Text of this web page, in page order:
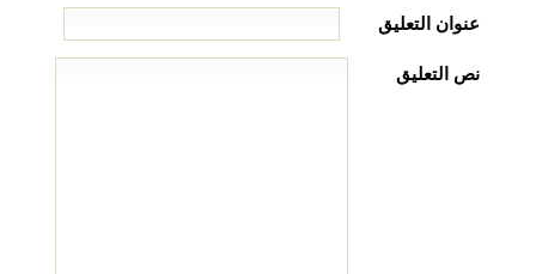
عنوان التعليق
نص التعليق